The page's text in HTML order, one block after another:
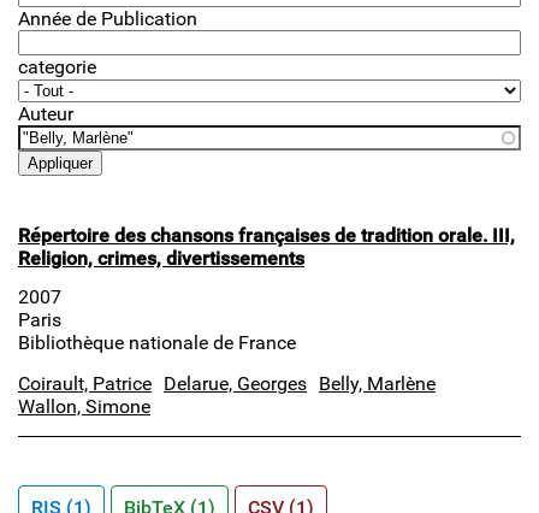
Année de Publication
categorie
Auteur
Répertoire des chansons françaises de tradition orale. III,
Religion, crimes, divertissements
2007
Paris
Bibliothèque nationale de France
Coirault, Patrice Delarue, Georges Belly, Marlène
Wallon, Simone
RIS (1) BibTeX (1) CSV (1)